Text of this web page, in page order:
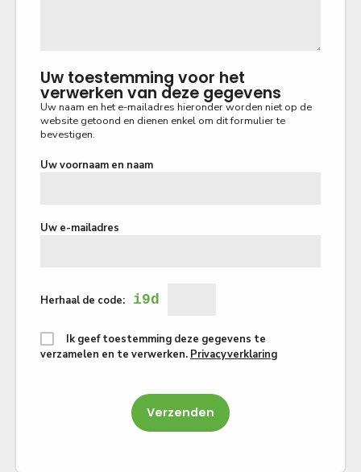
Uw toestemming voor het
verwerken van deze gegevens
Uw naam en het e-mailadres hieronder worden niet op de
website getoond en dienen enkel om dit formulier te
bevestigen.
Uw voornaam en naam
Uw e-mailadres
Herhaal de code: i9d
Ik geef toestemming deze gegevens te
verzamelen en te verwerken. Privacyverklaring